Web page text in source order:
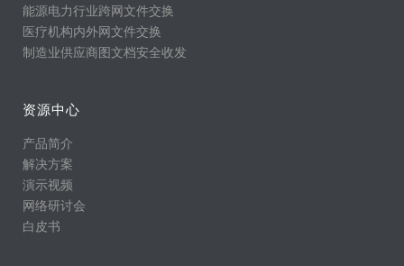
能源电力行业跨网文件交换
医疗机构内外网文件交换
制造业供应商图文档安全收发
资源中心
产品简介
解决方案
演示视频
网络研讨会
白皮书